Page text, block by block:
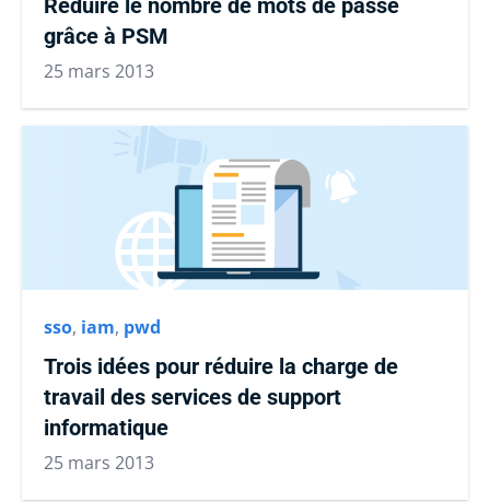
Réduire le nombre de mots de passe
grâce à PSM
25 mars 2013
sso, iam, pwd
Trois idées pour réduire la charge de
travail des services de support
informatique
25 mars 2013